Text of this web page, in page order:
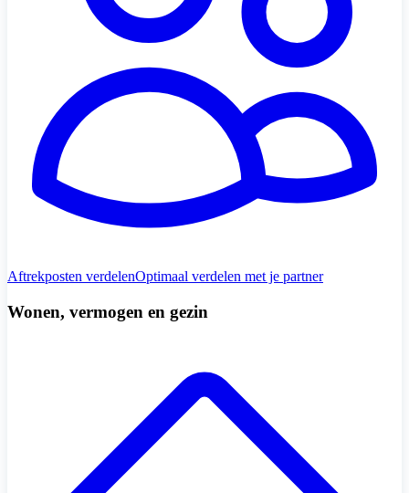
Aftrekposten verdelenOptimaal verdelen met je partner
Wonen, vermogen en gezin